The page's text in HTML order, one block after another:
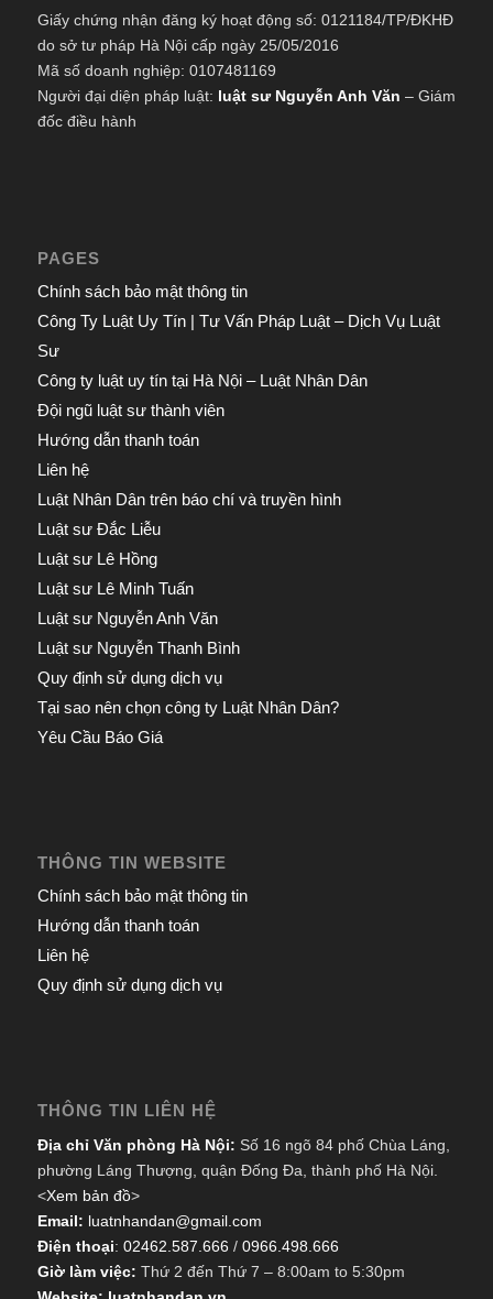
Giấy chứng nhận đăng ký hoạt động số: 0121184/TP/ĐKHĐ
do sở tư pháp Hà Nội cấp ngày 25/05/2016
Mã số doanh nghiệp: 0107481169
Người đại diện pháp luật: luật sư Nguyễn Anh Văn – Giám
đốc điều hành
PAGES
Chính sách bảo mật thông tin
Công Ty Luật Uy Tín | Tư Vấn Pháp Luật – Dịch Vụ Luật
Sư
Công ty luật uy tín tại Hà Nội – Luật Nhân Dân
Đội ngũ luật sư thành viên
Hướng dẫn thanh toán
Liên hệ
Luật Nhân Dân trên báo chí và truyền hình
Luật sư Đắc Liễu
Luật sư Lê Hồng
Luật sư Lê Minh Tuấn
Luật sư Nguyễn Anh Văn
Luật sư Nguyễn Thanh Bình
Quy định sử dụng dịch vụ
Tại sao nên chọn công ty Luật Nhân Dân?
Yêu Cầu Báo Giá
THÔNG TIN WEBSITE
Chính sách bảo mật thông tin
Hướng dẫn thanh toán
Liên hệ
Quy định sử dụng dịch vụ
THÔNG TIN LIÊN HỆ
Địa chỉ Văn phòng Hà Nội: Số 16 ngõ 84 phố Chùa Láng,
phường Láng Thượng, quận Đống Đa, thành phố Hà Nội.
<Xem bản đồ>
Email: luatnhandan@gmail.com
Điện thoại: 02462.587.666 / 0966.498.666
Giờ làm việc: Thứ 2 đến Thứ 7 – 8:00am to 5:30pm